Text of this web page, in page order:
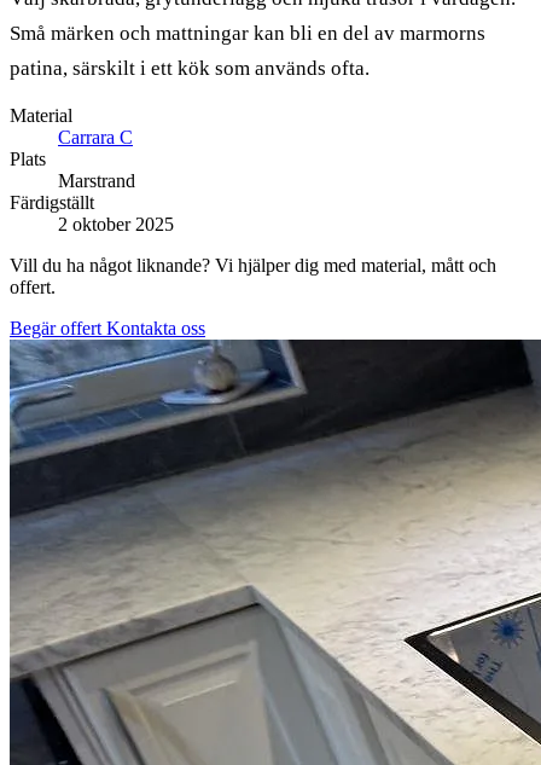
Små märken och mattningar kan bli en del av marmorns
patina, särskilt i ett kök som används ofta.
Material
Carrara C
Plats
Marstrand
Färdigställt
2 oktober 2025
Vill du ha något liknande? Vi hjälper dig med material, mått och
offert.
Begär offert Kontakta oss